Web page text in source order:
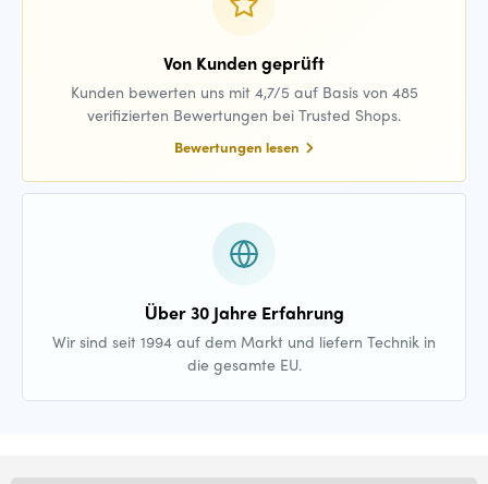
Von Kunden geprüft
Kunden bewerten uns mit 4,7/5 auf Basis von 485
verifizierten Bewertungen bei Trusted Shops.
Bewertungen lesen
Über 30 Jahre Erfahrung
Wir sind seit 1994 auf dem Markt und liefern Technik in
die gesamte EU.